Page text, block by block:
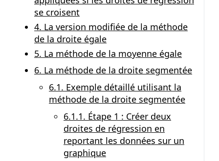
se croisent
4. La version modifiée de la méthode
de la droite égale
5. La méthode de la moyenne égale
6. La méthode de la droite segmentée
6.1. Exemple détaillé utilisant la
méthode de la droite segmentée
6.1.1. Étape 1 : Créer deux
droites de régression en
reportant les données sur un
graphique